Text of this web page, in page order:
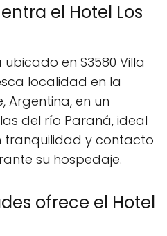
el Hotel Los
ubicado en S3580 Villa
localidad en la
Argentina, en un
del río Paraná, ideal
tranquilidad y contacto
su hospedaje.
ofrece el Hotel